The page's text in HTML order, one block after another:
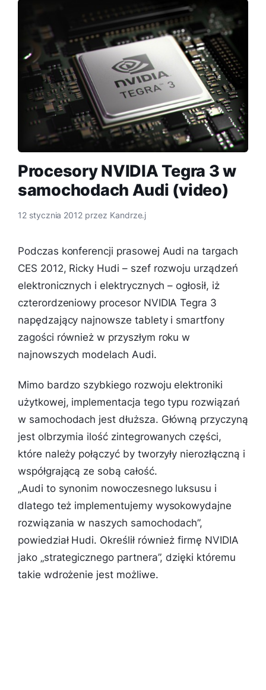
Procesory NVIDIA Tegra 3 w
samochodach Audi (video)
12 stycznia 2012 przez Kandrze.j
Podczas konferencji prasowej Audi na targach
CES 2012, Ricky Hudi – szef rozwoju urządzeń
elektronicznych i elektrycznych – ogłosił, iż
czterordzeniowy procesor NVIDIA Tegra 3
napędzający najnowsze tablety i smartfony
zagości również w przyszłym roku w
najnowszych modelach Audi.
Mimo bardzo szybkiego rozwoju elektroniki
użytkowej, implementacja tego typu rozwiązań
w samochodach jest dłuższa. Główną przyczyną
jest olbrzymia ilość zintegrowanych części,
które należy połączyć by tworzyły nierozłączną i
współgrającą ze sobą całość.
„Audi to synonim nowoczesnego luksusu i
dlatego też implementujemy wysokowydajne
rozwiązania w naszych samochodach”,
powiedział Hudi. Określił również firmę NVIDIA
jako „strategicznego partnera”, dzięki któremu
takie wdrożenie jest możliwe.